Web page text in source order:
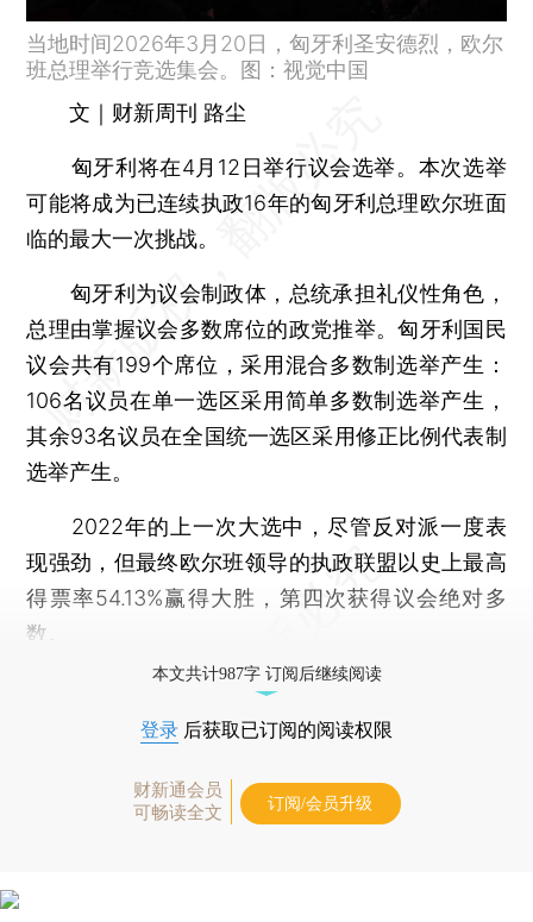
当地时间2026年3月20日，匈牙利圣安德烈，欧尔
班总理举行竞选集会。图：视觉中国
文｜财新周刊 路尘
匈牙利将在4月12日举行议会选举。本次选举
可能将成为已连续执政16年的匈牙利总理欧尔班面
临的最大一次挑战。
匈牙利为议会制政体，总统承担礼仪性角色，
总理由掌握议会多数席位的政党推举。匈牙利国民
议会共有199个席位，采用混合多数制选举产生：
106名议员在单一选区采用简单多数制选举产生，
其余93名议员在全国统一选区采用修正比例代表制
选举产生。
2022年的上一次大选中，尽管反对派一度表
现强劲，但最终欧尔班领导的执政联盟以史上最高
得票率54.13%赢得大胜，第四次获得议会绝对多
数。
本文共计987字 订阅后继续阅读
登录 后获取已订阅的阅读权限
财新通会员
可畅读全文
订阅/会员升级